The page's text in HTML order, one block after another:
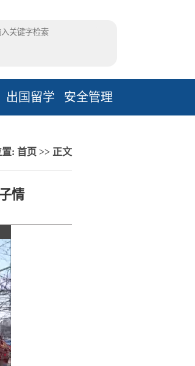
出国留学 安全管理
置:首页 >> 正文
情